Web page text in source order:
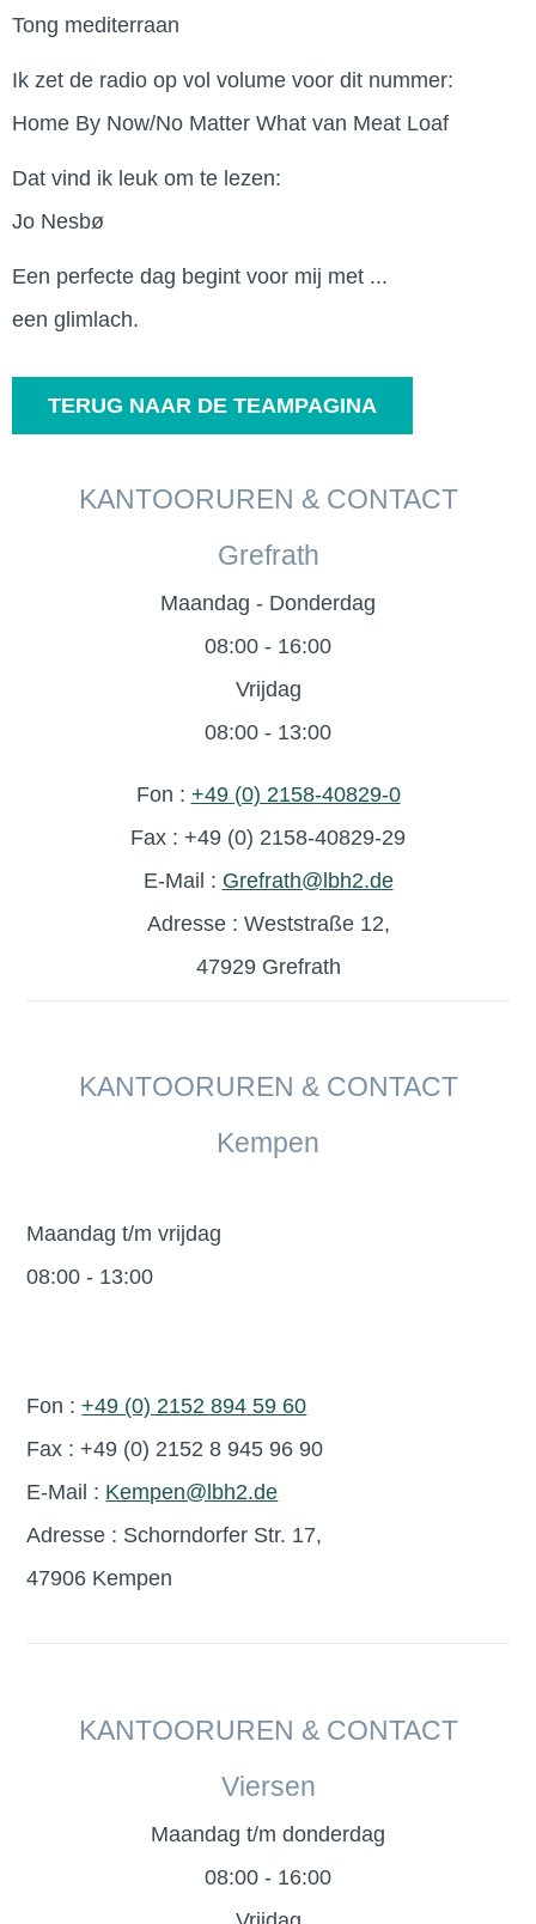
Tong mediterraan
Ik zet de radio op vol volume voor dit nummer:
Home By Now/No Matter What van Meat Loaf
Dat vind ik leuk om te lezen:
Jo Nesbø
Een perfecte dag begint voor mij met ...
een glimlach.
TERUG NAAR DE TEAMPAGINA
KANTOORUREN & CONTACT
Grefrath
Maandag - Donderdag
08:00 - 16:00
Vrijdag
08:00 - 13:00
Fon : +49 (0) 2158-40829-0
Fax : +49 (0) 2158-40829-29
E-Mail : Grefrath@lbh2.de
Adresse : Weststraße 12,
47929 Grefrath
KANTOORUREN & CONTACT
Kempen
Maandag t/m vrijdag
08:00 - 13:00
Fon :+49 (0) 2152 894 59 60
Fax : +49 (0) 2152 8 945 96 90
E-Mail : Kempen@lbh2.de
Adresse : Schorndorfer Str. 17,
47906 Kempen
KANTOORUREN & CONTACT
Viersen
Maandag t/m donderdag
08:00 - 16:00